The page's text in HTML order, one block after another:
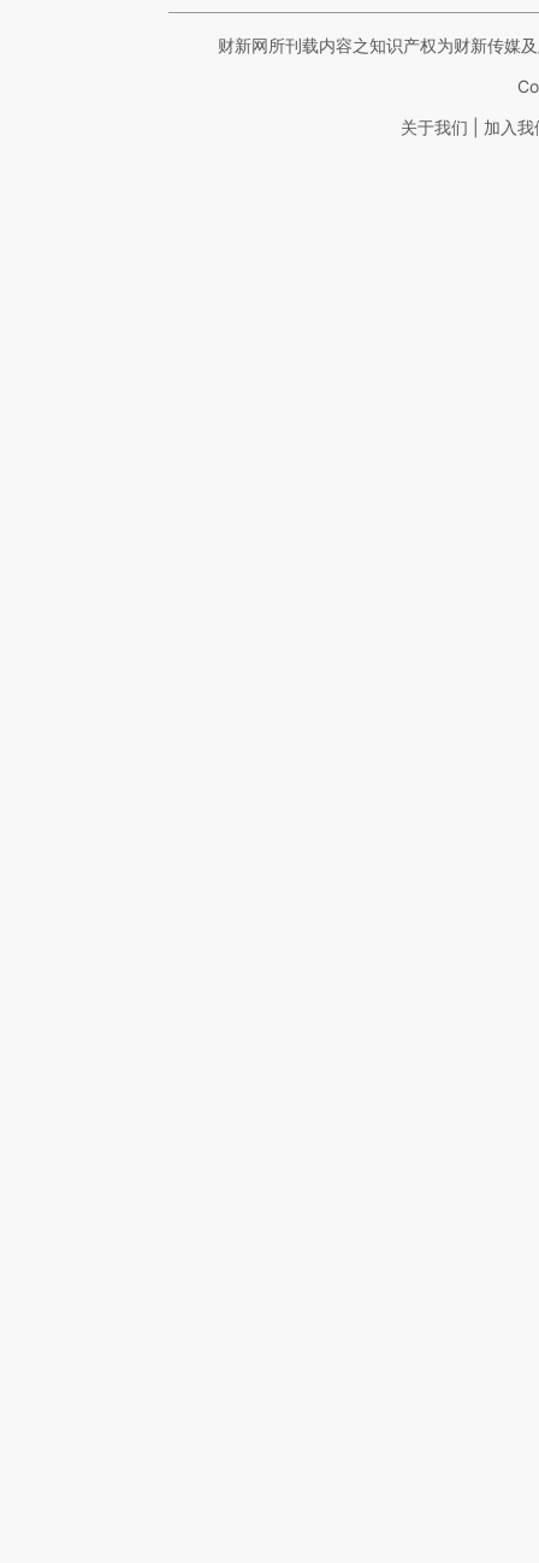
财新网所刊载内容之知识产权为财新传媒
关于我们 加入我